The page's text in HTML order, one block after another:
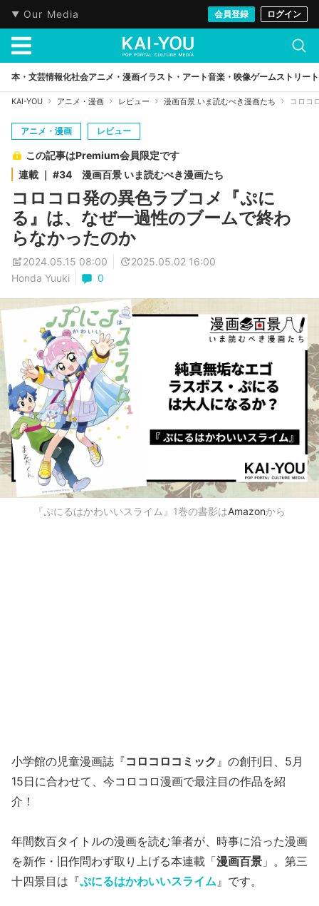
Our Media 会員登録 ログイン
本・文芸情報化社会アニメ・漫画イラスト・アート音楽・映像ゲームストリート
KAI-YOU アニメ・漫画 レビュー 漫画百景 いま読むべき漫画たち コロコ
アニメ・漫画 レビュー
この記事はPremium会員限定です
連載 ｜ #34 漫画百景 いま読むべき漫画たち
コロコロ発の異色ラブコメ『ぷに
る』は、なぜ一過性のブームで終わ
らなかったのか
2024.05.15 08:00
2025.05.02 16:00
Honda Yuuki
0
『ぷにるはかわいいスライム』1巻の書影はAmazonから
小学館の児童漫画誌『コロコロコミック 』の創刊日、5月
15日に合わせて、今コロコロ漫画で最注目の作品を紹
介！
年間数百タイトルの漫画を読む筆者が、時事に沿った漫画
を新作・旧作問わず取り上げる本連載「漫画百景 」。第三
十四景目は『ぷにるはかわいいスライム』です。